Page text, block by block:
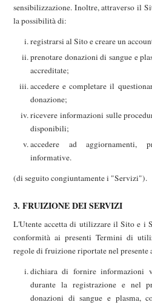
sensibilizzazione. Inoltre, attraverso il
la possibilità di:
registrarsi al Sito e creare un
prenotare donazioni di sangue e
accreditate;
accedere e completare il
donazione;
ricevere informazioni sulle
disponibili;
accedere ad aggiornamenti,
informative.
(di seguito congiuntamente i "Servizi").
3. FRUIZIONE DEI SERVIZI
L'Utente accetta di utilizzare il Sito e i
conformità ai presenti Termini di
regole di fruizione riportate nel
dichiara di fornire informazioni
durante la registrazione e nel
donazioni di sangue e plasma,